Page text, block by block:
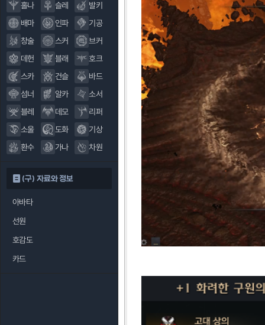
홀나
슬레
발키
배마
인파
기공
창술
스커
브커
데헌
블래
호크
스카
건슬
바드
섬너
알카
소서
블레
데모
리퍼
소울
도화
기상
환수
가나 차원
(구) 자료와 정보
아바타
선원
호감도
카드